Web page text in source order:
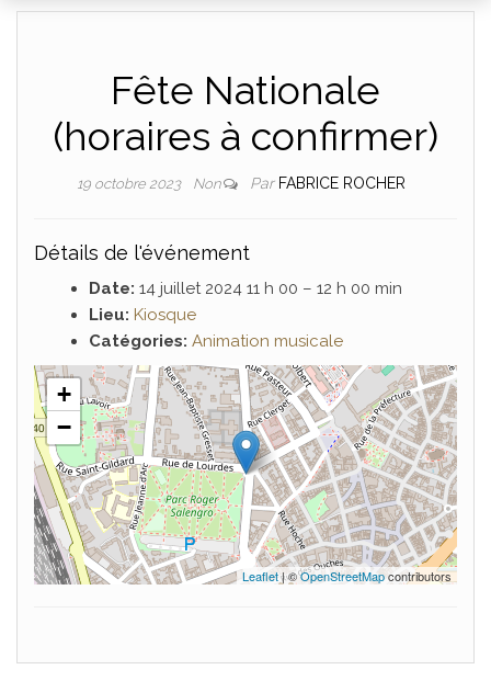
Fête Nationale
(horaires à confirmer)
19 octobre 2023 Non Par FABRICE ROCHER
Détails de l'événement
Date: 14 juillet 2024 11 h 00 – 12 h 00 min
Lieu: Kiosque
Catégories: Animation musicale
+
−
Leaflet| ©OpenStreetMapcontributors